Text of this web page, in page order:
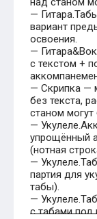
—
вариант
освоения.
—
с текстом +
— Скрипка —
без текста,
станом
—
упрощённый
(нотная
—
партия для
табы).
—
с табами под